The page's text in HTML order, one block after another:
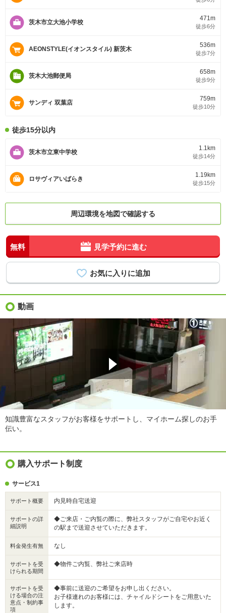
茨木市立大池小学校
471m
徒歩6分
AEONSTYLE(イオンスタイル) 新茨木
536m
徒歩7分
茨木大池郵便局
658m
徒歩9分
サンディ 双葉店
759m
徒歩10分
徒歩15分以内
茨木市立東中学校
1.1km
徒歩14分
ロサヴィアいばらき
1.19km
徒歩15分
周辺環境を地図で確認する
無料 見学予約に進む
動画
知識豊富なスタッフがお客様をサポートし、マイホーム探しのお手
伝い。
購入サポート制度
サービス1
サポート概要 内見時自宅送迎
サポートの詳
細説明
◆ご来店・ご内覧の際に、弊社スタッフがご自宅やお近く
の駅まで送迎させていただきます。
料金発生有無 なし
サポートを受
けられる期間
◆物件ご内覧、弊社ご来店時
サポートを受
ける場合の注
意点・制約事
項
◆事前に送迎のご希望をお申し出ください。
お子様連れのお客様には、チャイルドシートをご用意いた
します。